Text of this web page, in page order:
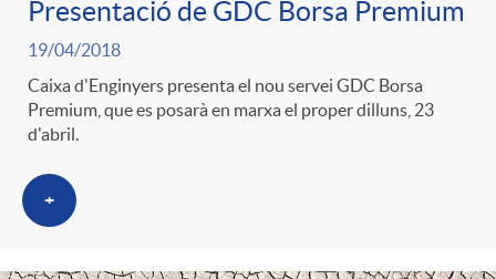
Presentació de GDC Borsa Premium
19/04/2018
Caixa d'Enginyers presenta el nou servei GDC Borsa
Premium, que es posarà en marxa el proper dilluns, 23
d'abril.
+